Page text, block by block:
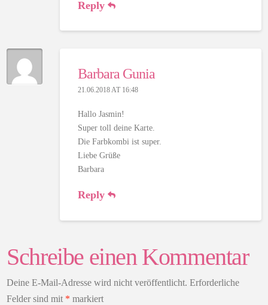
Reply
Barbara Gunia
21.06.2018 AT 16:48
Hallo Jasmin!
Super toll deine Karte.
Die Farbkombi ist super.
Liebe Grüße
Barbara
Reply
Schreibe einen Kommentar
Deine E-Mail-Adresse wird nicht veröffentlicht. Erforderliche
Felder sind mit * markiert